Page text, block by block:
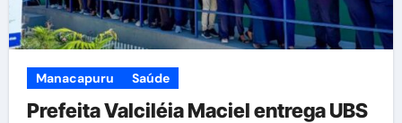
Manacapuru Saúde
Prefeita Valciléia Maciel entrega UBS